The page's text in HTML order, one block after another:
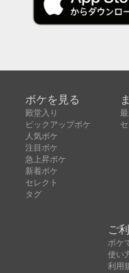
ボケを見る
殿堂入り
ピックアップボケ
人気ボケ
注目ボケ
急上昇ボケ
新着ボケ
セレクト
タグ
ご
ボケ
使い
利用